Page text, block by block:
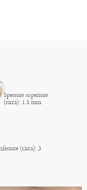
Spessore superiore
(circa): 1.5 mm
(circa): 3